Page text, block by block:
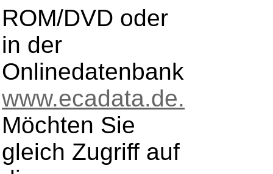
ROM/DVD oder
in der
Onlinedatenbank
www.ecadata.de.
Möchten Sie
gleich Zugriff auf